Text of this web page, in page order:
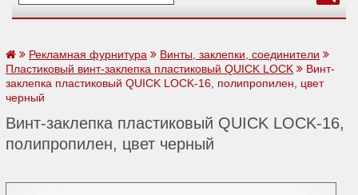
Рекламная фурнитура
Винты, заклепки, соединители
Пластиковый винт-заклепка пластиковый QUICK LOCK
Винт-
заклепка пластиковый QUICK LOCK-16, полипропилен, цвет
черный
Винт-заклепка пластиковый QUICK LOCK-16,
полипропилен, цвет черный